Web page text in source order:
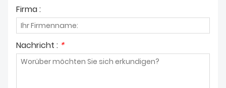
Firma :
Nachricht : *